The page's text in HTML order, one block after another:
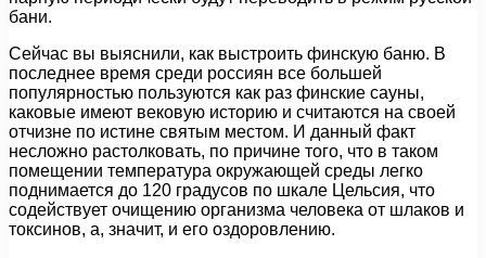
бани.
Сейчас вы выяснили, как выстроить финскую баню. В
последнее время среди россиян все большей
популярностью пользуются как раз финские сауны,
каковые имеют вековую историю и считаются на своей
отчизне по истине святым местом. И данный факт
несложно растолковать, по причине того, что в таком
помещении температура окружающей среды легко
поднимается до 120 градусов по шкале Цельсия, что
содействует очищению организма человека от шлаков и
токсинов, а, значит, и его оздоровлению.